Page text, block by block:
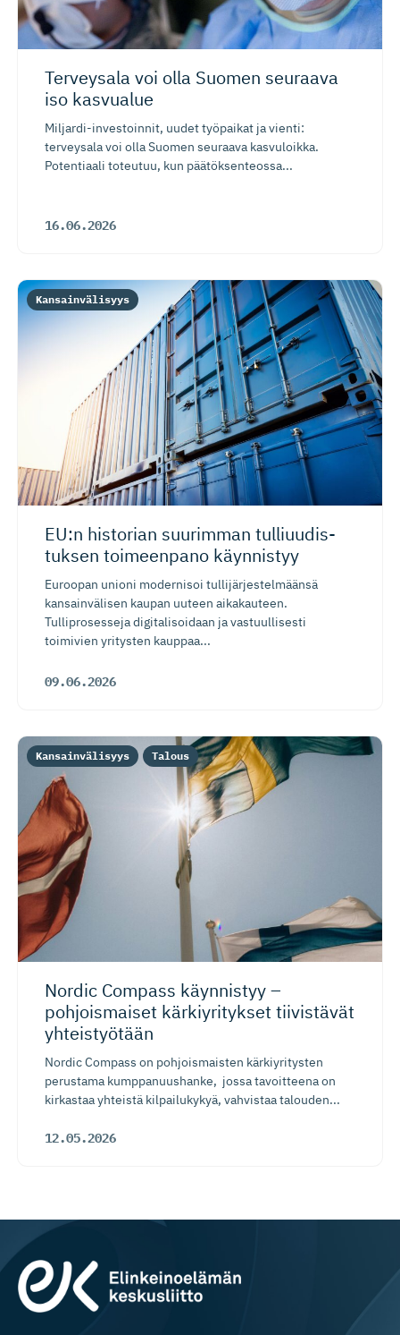
Terveysala voi olla Suomen seuraava
iso kasvualue
Miljardi-investoinnit, uudet työpaikat ja vienti:
terveysala voi olla Suomen seuraava kasvuloikka.
Potentiaali toteutuu, kun päätöksenteossa...
16.06.2026
EU:n historian suurimman tulliuudis­
tuksen toimeenpano käynnistyy
Euroopan unioni modernisoi tullijärjestelmäänsä
kansainvälisen kaupan uuteen aikakauteen.
Tulliprosesseja digitalisoidaan ja vastuullisesti
toimivien yritysten kauppaa...
09.06.2026
Kansainvälisyys
Nordic Compass käynnistyy –
pohjoismaiset kärkiyritykset tiivistävät
yhteistyötään
Nordic Compass on pohjoismaisten kärkiyritysten
perustama kumppanuushanke, jossa tavoitteena on
kirkastaa yhteistä kilpailukykyä, vahvistaa talouden...
12.05.2026
Kansainvälisyys Talous